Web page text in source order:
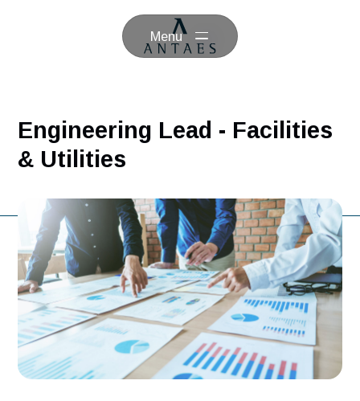
Menu
Engineering Lead -
& Utilities